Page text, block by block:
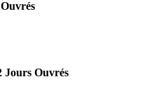
Jours Ouvrés